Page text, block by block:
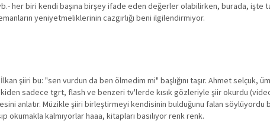
biri kendi başına birşey ifade eden değerler olabilirken, burada, işte
yeniyetmeliklerinin cazgırlığı beni ilgilendirmiyor.
şiiri bu: "sen vurdun da ben ölmedim mi" başlığını taşır. Ahmet
sadece tgrt, flash ve benzeri tv'lerde kısık gözleriyle şiir okurdu
anlatır. Müzikle şiiri birleştirmeyi kendisinin bulduğunu falan söylüyordu
okumakla kalmıyorlar haaa, kitapları basılıyor renk renk.